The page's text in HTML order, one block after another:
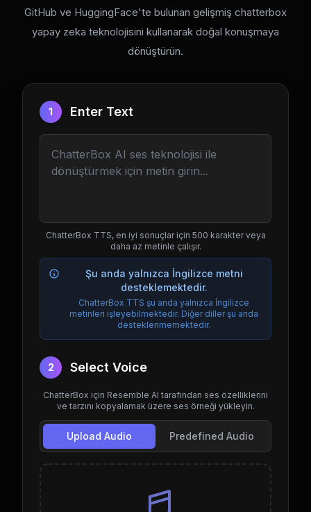
GitHub ve HuggingFace'te bulunan gelişmiş chatterbox
yapay zeka teknolojisini kullanarak doğal konuşmaya
dönüştürün.
1 Enter Text
ChatterBox TTS, en iyi sonuçlar için 500 karakter veya
daha az metinle çalışır.
Şu anda yalnızca İngilizce metni
desteklemektedir.
ChatterBox TTS şu anda yalnızca İngilizce
metinleri işleyebilmektedir. Diğer diller şu anda
desteklenmemektedir.
2 Select Voice
ChatterBox için Resemble AI tarafından ses özelliklerini
ve tarzını kopyalamak üzere ses örneği yükleyin.
Upload Audio Predefined Audio